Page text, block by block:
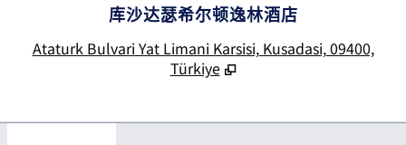
库沙达瑟希尔顿逸林酒店
Ataturk Bulvari Yat Limani Karsisi, Kusadasi, 09400,
Türkiye